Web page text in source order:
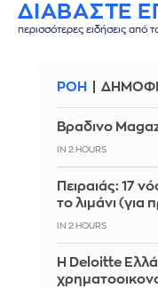
ΔΙΑΒΑΣΤΕ
περισσότερες ειδήσεις από
ΡΟΗ
Βραδινο
IN 2 HOURS
Πειραιάς: 17
το λιμάνι (για
IN 2 HOURS
Η Deloitte